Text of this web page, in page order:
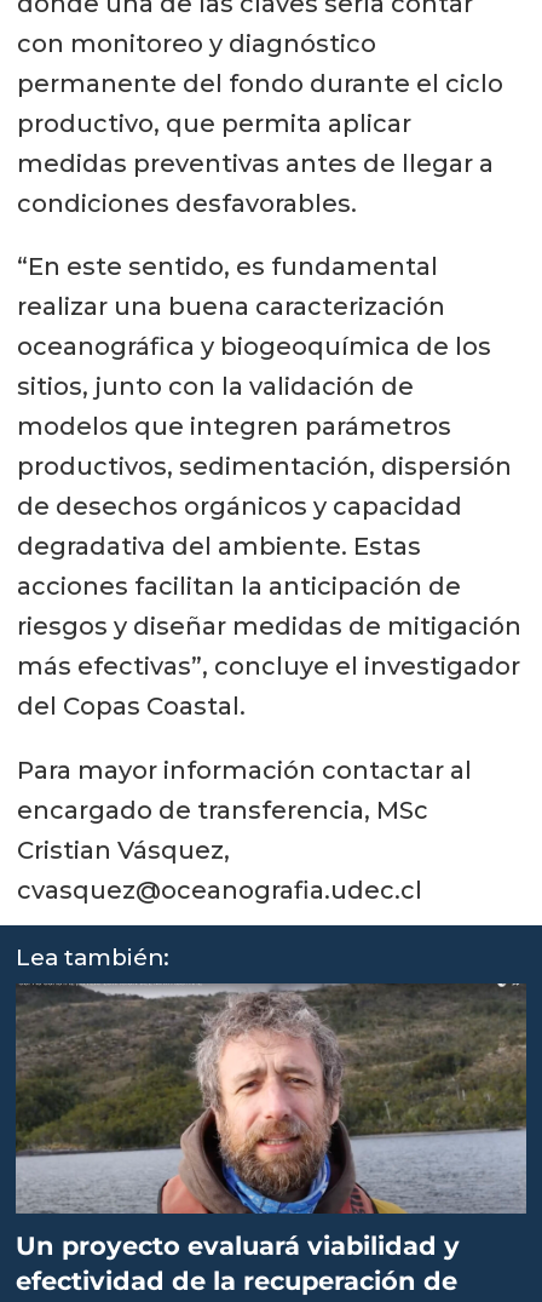
con monitoreo y diagnóstico
permanente del fondo durante el ciclo
productivo, que permita aplicar
medidas preventivas antes de llegar a
condiciones desfavorables.
“En este sentido, es fundamental
realizar una buena caracterización
oceanográfica y biogeoquímica de los
sitios, junto con la validación de
modelos que integren parámetros
productivos, sedimentación, dispersión
de desechos orgánicos y capacidad
degradativa del ambiente. Estas
acciones facilitan la anticipación de
riesgos y diseñar medidas de mitigación
más efectivas”, concluye el investigador
del Copas Coastal.
Para mayor información contactar al
encargado de transferencia, MSc
Cristian Vásquez,
cvasquez@oceanografia.udec.cl
Lea también:
Un proyecto evaluará viabilidad y
efectividad de la recuperación de